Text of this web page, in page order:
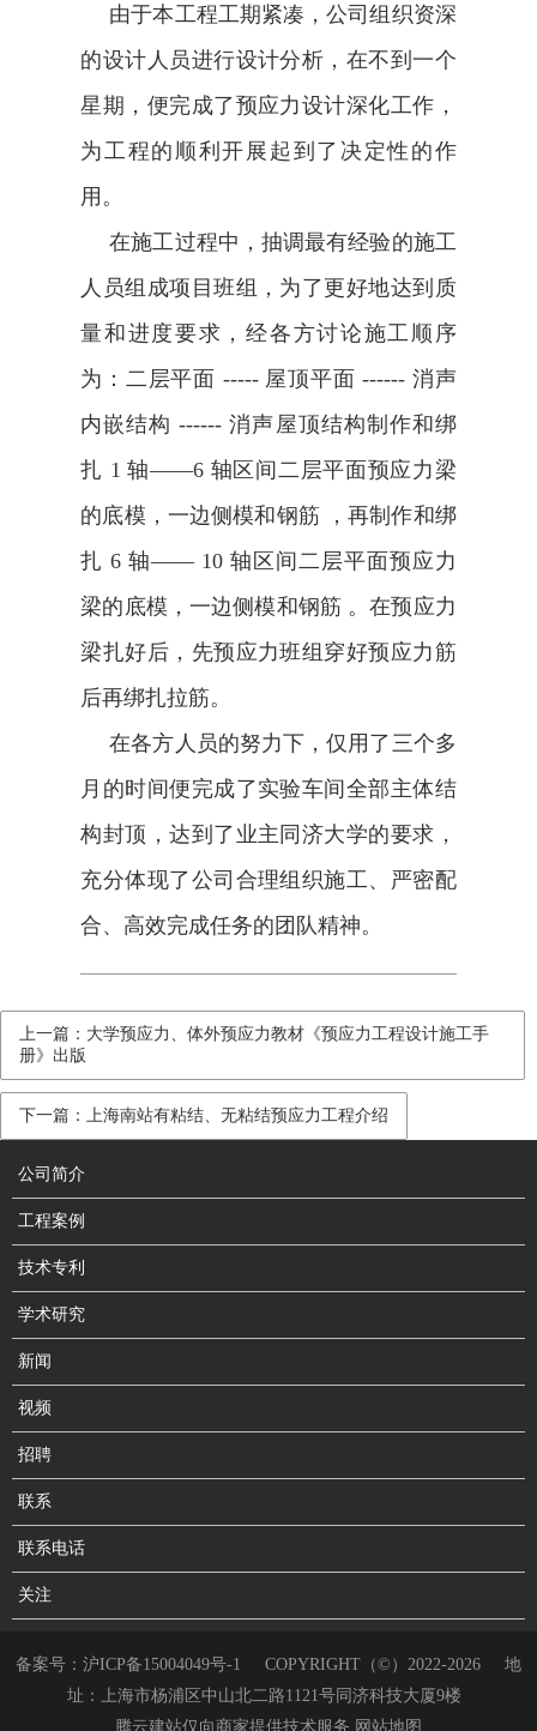
由于本工程工期紧凑，公司组织资深
的设计人员进行设计分析，在不到一个
星期，便完成了预应力设计深化工作，
为工程的顺利开展起到了决定性的作
用。
在施工过程中，抽调最有经验的施工
人员组成项目班组，为了更好地达到质
量和进度要求，经各方讨论施工顺序
为： 二层平面 ----- 屋顶平面 ------ 消声
内嵌结构 ------ 消声屋顶结构制作和绑
扎 1 轴——6 轴区间二层平面预应力梁
的底模，一边侧模和钢筋 ，再制作和绑
扎 6 轴—— 10 轴区间二层平面预应力
梁的底模，一边侧模和钢筋 。在预应力
梁扎好后，先预应力班组穿好预应力筋
后再绑扎拉筋。
在各方人员的努力下，仅用了三个多
月的时间便完成了实验车间全部主体结
构封顶，达到了业主同济大学的要求，
充分体现了公司合理组织施工、严密配
合、高效完成任务的团队精神。
上一篇：大学预应力、体外预应力教材《预应力工程设计施工手
册》出版
下一篇：上海南站有粘结、无粘结预应力工程介绍
公司简介
工程案例
技术专利
学术研究
新闻
视频
招聘
联系
联系电话
关注
备案号： 沪ICP备15004049号-1 COPYRIGHT（©）2022-2026
地
址：上海市杨浦区中山北二路1121号同济科技大厦9楼
腾云建站仅向商家提供技术服务 网站地图